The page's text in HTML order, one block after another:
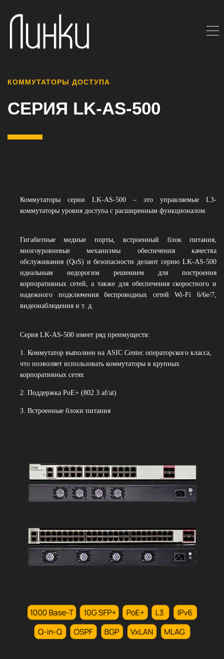
КОММУТАТОРЫ ДОСТУПА
СЕРИЯ LK-AS-500
Коммутаторы серии LK-AS-500 – это управляемые L3-
коммутаторы уровня доступа с расширенным функционалом.
Гигабитные медные порты, встроенный блок питания,
многоуровневые механизмы обеспечения качества
обслуживания (QoS) и безопасности делают серию LK-AS-500
идеальным недорогим решением для построения
корпоративных сетей, а также для обеспечения скоростного и
надежного подключения беспроводных сетей Wi-Fi 6/6e/7,
видеонаблюдения и т. д.
Серия LK-AS-500 имеет ряд преимуществ:
1. Коммутатор выполнен на ASIC Centec операторского класса,
что позволяет использовать коммутаторы в крупных
корпоративных сетях
2. Поддержка PoE+ (802.3 af/at)
3. Встроенные блоки питания